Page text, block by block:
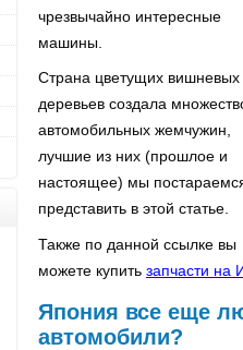
чрезвычайно интересные
машины.
Страна цветущих вишневых
деревьев создала
автомобильных жемчужин,
лучшие из них (прошлое и
настоящее) мы
представить в этой статье.
Также по данной ссылке вы
можете купить запчасти на
Япония все еще
автомобили?